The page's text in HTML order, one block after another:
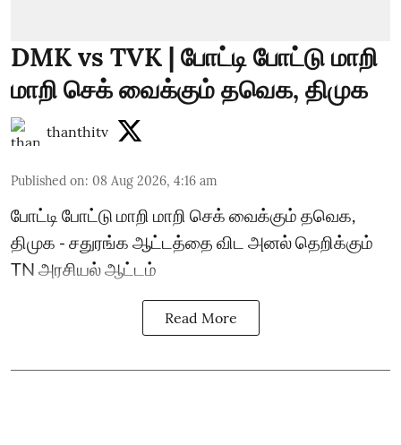
DMK vs TVK | போட்டி போட்டு மாறி
மாறி செக் வைக்கும் தவெக, திமுக
thanthitv
Published on: 08 Aug 2026, 4:16 am
போட்டி போட்டு மாறி மாறி செக் வைக்கும் தவெக,
திமுக - சதுரங்க ஆட்டத்தை விட அனல் தெறிக்கும்
TN அரசியல் ஆட்டம்
Read More